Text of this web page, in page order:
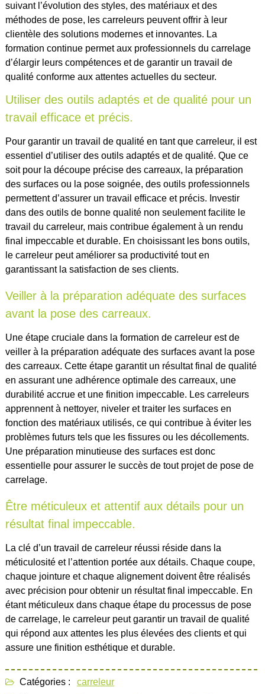
suivant l’évolution des styles, des matériaux et des
méthodes de pose, les carreleurs peuvent offrir à leur
clientèle des solutions modernes et innovantes. La
formation continue permet aux professionnels du carrelage
d’élargir leurs compétences et de garantir un travail de
qualité conforme aux attentes actuelles du secteur.
Utiliser des outils adaptés et de qualité pour un
travail efficace et précis.
Pour garantir un travail de qualité en tant que carreleur, il est
essentiel d’utiliser des outils adaptés et de qualité. Que ce
soit pour la découpe précise des carreaux, la préparation
des surfaces ou la pose soignée, des outils professionnels
permettent d’assurer un travail efficace et précis. Investir
dans des outils de bonne qualité non seulement facilite le
travail du carreleur, mais contribue également à un rendu
final impeccable et durable. En choisissant les bons outils,
le carreleur peut améliorer sa productivité tout en
garantissant la satisfaction de ses clients.
Veiller à la préparation adéquate des surfaces
avant la pose des carreaux.
Une étape cruciale dans la formation de carreleur est de
veiller à la préparation adéquate des surfaces avant la pose
des carreaux. Cette étape garantit un résultat final de qualité
en assurant une adhérence optimale des carreaux, une
durabilité accrue et une finition impeccable. Les carreleurs
apprennent à nettoyer, niveler et traiter les surfaces en
fonction des matériaux utilisés, ce qui contribue à éviter les
problèmes futurs tels que les fissures ou les décollements.
Une préparation minutieuse des surfaces est donc
essentielle pour assurer le succès de tout projet de pose de
carrelage.
Être méticuleux et attentif aux détails pour un
résultat final impeccable.
La clé d’un travail de carreleur réussi réside dans la
méticulosité et l’attention portée aux détails. Chaque coupe,
chaque jointure et chaque alignement doivent être réalisés
avec précision pour obtenir un résultat final impeccable. En
étant méticuleux dans chaque étape du processus de pose
de carrelage, le carreleur peut garantir un travail de qualité
qui répond aux attentes les plus élevées des clients et qui
assure une finition esthétique et durable.
Catégories :
carreleur